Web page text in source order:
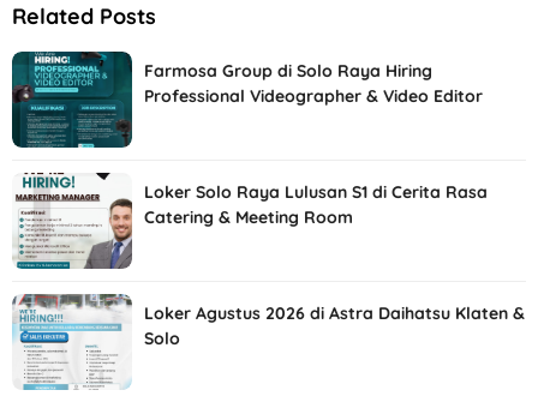
Related Posts
Farmosa Group di Solo Raya Hiring
Professional Videographer & Video Editor
Loker Solo Raya Lulusan S1 di Cerita Rasa
Catering & Meeting Room
Loker Agustus 2026 di Astra Daihatsu Klaten &
Solo